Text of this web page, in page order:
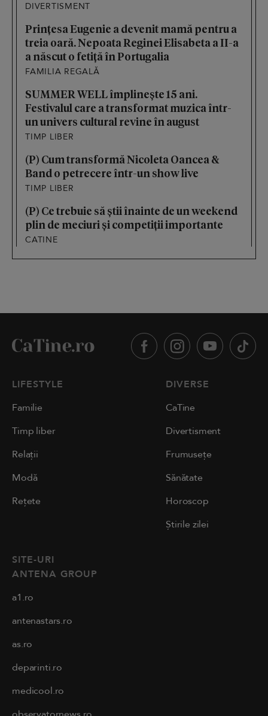
DIVERTISMENT
Prințesa Eugenie a devenit mamă pentru a
treia oară. Nepoata Reginei Elisabeta a II-a
a născut o fetiță în Portugalia
FAMILIA REGALĂ
SUMMER WELL împlinește 15 ani.
Festivalul care a transformat muzica într-
un univers cultural revine în august
TIMP LIBER
(P) Cum transformă Nicoleta Oancea &
Band o petrecere într-un show live
TIMP LIBER
(P) Ce trebuie să știi înainte de un weekend
plin de meciuri și competiții importante
CATINE
LIFESTYLE
Familie
Timp liber
Relații
Modă
Rețete
DIVERSE
CaTine
Divertisment
Frumusețe
Sănătate
Horoscop
Știrile zilei
SITE-URI
ANTENA GROUP
a1.ro
antenastars.ro
as.ro
deparinti.ro
medicool.ro